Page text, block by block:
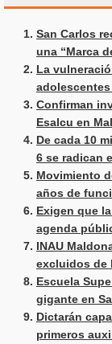
San Carlos
una “Marca
La
Confirman
Esalcu en
De cada 10
6 se radican
Movimiento
años de
Exigen que
agenda
INAU
excluidos de
Escuela
gigante en
Dictarán
primeros